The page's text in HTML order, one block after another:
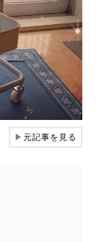
▶元記事を見る